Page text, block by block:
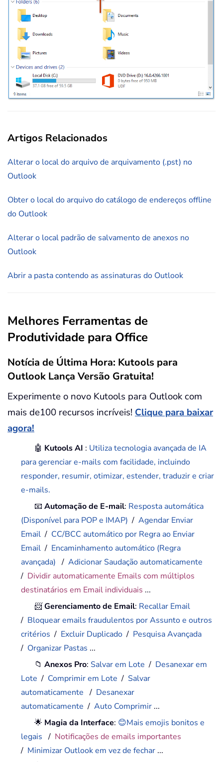
Artigos Relacionados
Alterar o local do arquivo de arquivamento (.pst) no
Outlook
Obter o local do arquivo do catálogo de endereços offline
do Outlook
Alterar o local padrão de salvamento de anexos no
Outlook
Abrir a pasta contendo as assinaturas do Outlook
Melhores Ferramentas de
Produtividade para Office
Notícia de Última Hora: Kutools para
Outlook Lança Versão Gratuita!
Experimente o novo Kutools para Outlook com
mais de100 recursos incríveis! Clique para baixar
agora!
🤖 Kutools AI : Utiliza tecnologia avançada de IA
para gerenciar e-mails com facilidade, incluindo
responder, resumir, otimizar, estender, traduzir e criar
e-mails.
📧Automação de E-mail: Resposta automática
(Disponível para POP e IMAP) /Agendar Enviar
Email / CC/BCC automático por Regra ao Enviar
Email / Encaminhamento automático (Regra
avançada) /Adicionar Saudação automaticamente
/ Dividir automaticamente Emails com múltiplos
destinatários em Email individuais ...
📨Gerenciamento de Email: Recallar Email
/ Bloquear emails fraudulentos por Assunto e outros
critérios / Excluir Duplicado / Pesquisa Avançada
/ Organizar Pastas ...
📁Anexos Pro: Salvar em Lote / Desanexar em
Lote / Comprimir em Lote / Salvar
automaticamente / Desanexar
automaticamente /Auto Comprimir ...
🌟 Magia da Interface: 😊Mais emojis bonitos e
legais / Notificações de emails importantes
/ Minimizar Outlook em vez de fechar ...